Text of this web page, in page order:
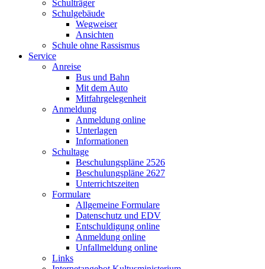
Schulträger
Schulgebäude
Wegweiser
Ansichten
Schule ohne Rassismus
Service
Anreise
Bus und Bahn
Mit dem Auto
Mitfahrgelegenheit
Anmeldung
Anmeldung online
Unterlagen
Informationen
Schultage
Beschulungspläne 2526
Beschulungspläne 2627
Unterrichtszeiten
Formulare
Allgemeine Formulare
Datenschutz und EDV
Entschuldigung online
Anmeldung online
Unfallmeldung online
Links